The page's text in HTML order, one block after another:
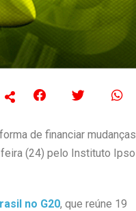
de financiar mudanças
(24) pelo Instituto
no G20, que reúne 19